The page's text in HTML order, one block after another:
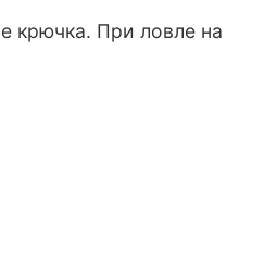
крючка. При ловле на